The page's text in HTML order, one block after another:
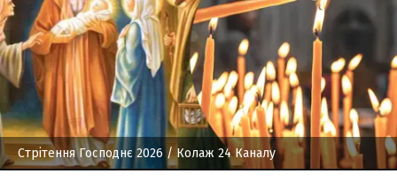
Стрітення Господнє 2026 / Колаж 24 Каналу